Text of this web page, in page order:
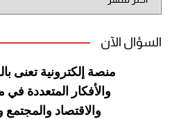
الموقع
السؤال الآن
منصة إلكترونية تعنى
والأفكار المتعددة في
والاقتصاد والمجتمع